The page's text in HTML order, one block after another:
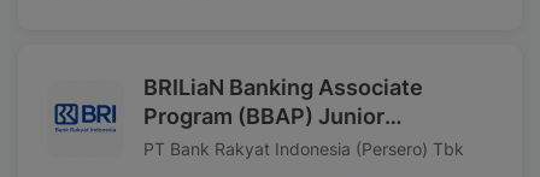
BRILiaN Banking Associate
Program (BBAP) Junior
Associate Mantri Region 16
PT Bank Rakyat Indonesia (Persero) Tbk